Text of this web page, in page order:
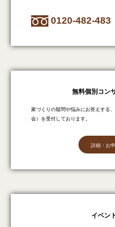
0120-482-483
無料個別コン
家づくりの疑問や悩みにお答えする
会）を受付しております。
詳細・お
イベン